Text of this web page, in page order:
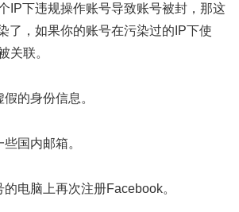
IP下违规操作账号导致账号被封，那这
了，如果你的账号在污染过的IP下使
关联。
的身份信息。
国内邮箱。
电脑上再次注册Facebook。